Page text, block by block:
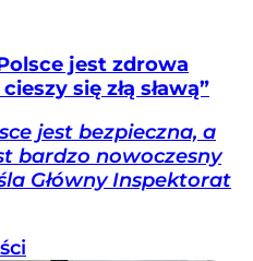
jest zdrowa
się złą sławą”
jest bezpieczna, a
bardzo nowoczesny
Główny Inspektorat